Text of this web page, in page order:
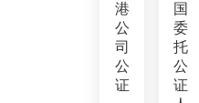
港
公
司
公
证
国
委
托
公
证